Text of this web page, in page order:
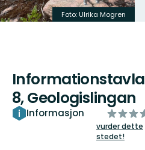
Foto: Ulrika Mogren
Informationstavla
8, Geologislingan
Informasjon
av
5
stjerner
vurder dette
stedet!